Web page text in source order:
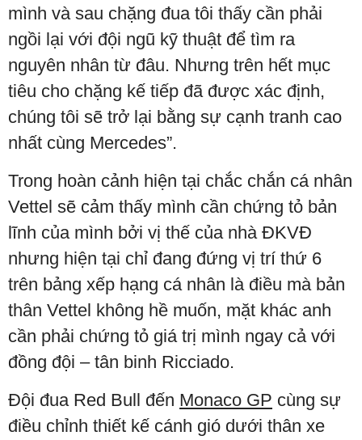
mình và sau chặng đua tôi thấy cần phải
ngồi lại với đội ngũ kỹ thuật để tìm ra
nguyên nhân từ đâu. Nhưng trên hết mục
tiêu cho chặng kế tiếp đã được xác định,
chúng tôi sẽ trở lại bằng sự cạnh tranh cao
nhất cùng Mercedes”.
Trong hoàn cảnh hiện tại chắc chắn cá nhân
Vettel sẽ cảm thấy mình cần chứng tỏ bản
lĩnh của mình bởi vị thế của nhà ĐKVĐ
nhưng hiện tại chỉ đang đứng vị trí thứ 6
trên bảng xếp hạng cá nhân là điều mà bản
thân Vettel không hề muốn, mặt khác anh
cần phải chứng tỏ giá trị mình ngay cả với
đồng đội – tân binh Ricciado.
Đội đua Red Bull đến Monaco GP cùng sự
điều chỉnh thiết kế cánh gió dưới thân xe